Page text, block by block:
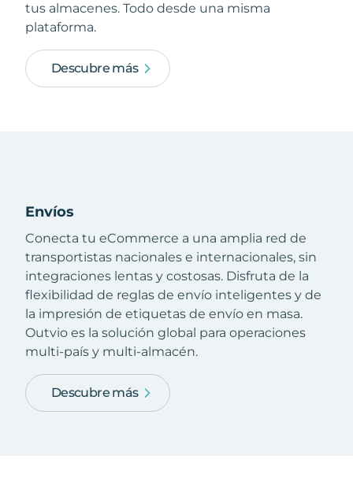
tus almacenes. Todo desde una misma
plataforma.
Descubre más
Envíos
Conecta tu eCommerce a una amplia red de
transportistas nacionales e internacionales, sin
integraciones lentas y costosas. Disfruta de la
flexibilidad de reglas de envío inteligentes y de
la impresión de etiquetas de envío en masa.
Outvio es la solución global para operaciones
multi-país y multi-almacén.
Descubre más